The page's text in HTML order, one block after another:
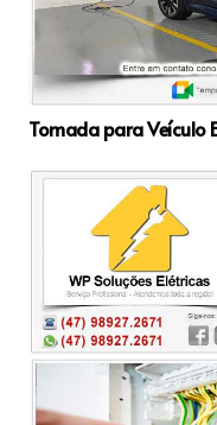
Tomada para Veículo